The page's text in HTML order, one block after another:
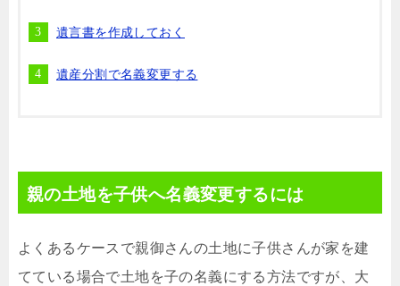
遺言書を作成しておく
遺産分割で名義変更する
親の土地を子供へ名義変更するには
よくあるケースで親御さんの土地に子供さんが家を建
てている場合で土地を子の名義にする方法ですが、大